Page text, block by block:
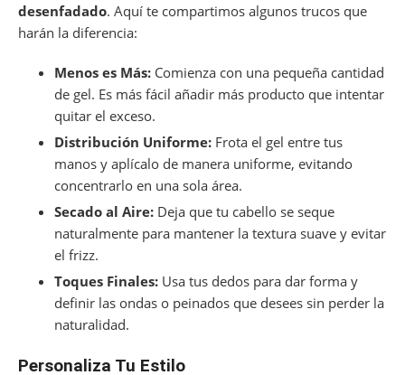
desenfadado. Aquí te compartimos algunos trucos que
harán la diferencia:
Menos es Más: Comienza con una pequeña cantidad
de gel. Es más fácil añadir más producto que intentar
quitar el exceso.
Distribución Uniforme: Frota el gel entre tus
manos y aplícalo de manera uniforme, evitando
concentrarlo en una sola área.
Secado al Aire: Deja que tu cabello se seque
naturalmente para mantener la textura suave y evitar
el frizz.
Toques Finales: Usa tus dedos para dar forma y
definir las ondas o peinados que desees sin perder la
naturalidad.
Personaliza Tu Estilo